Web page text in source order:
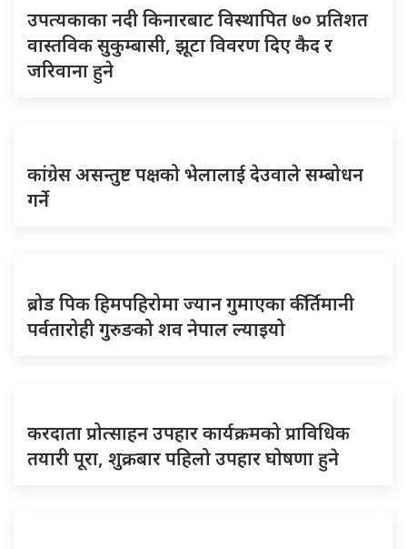
उपत्यकाका नदी किनारबाट विस्थापित ७० प्रतिशत
वास्तविक सुकुम्बासी, झूटा विवरण दिए कैद र
जरिवाना हुने
कांग्रेस असन्तुष्ट पक्षको भेलालाई देउवाले सम्बोधन
गर्ने
ब्रोड पिक हिमपहिरोमा ज्यान गुमाएका कीर्तिमानी
पर्वतारोही गुरुङको शव नेपाल ल्याइयो
करदाता प्रोत्साहन उपहार कार्यक्रमको प्राविधिक
तयारी पूरा, शुक्रबार पहिलो उपहार घोषणा हुने